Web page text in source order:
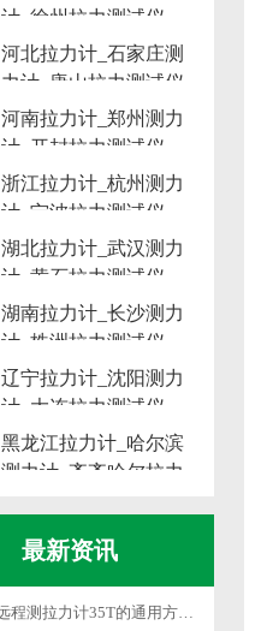
计_徐州拉力测试仪
河北拉力计_石家庄测
力计_唐山拉力测试仪
河南拉力计_郑州测力
计_开封拉力测试仪
浙江拉力计_杭州测力
计_宁波拉力测试仪
湖北拉力计_武汉测力
计_黄石拉力测试仪
湖南拉力计_长沙测力
计_株洲拉力测试仪
辽宁拉力计_沈阳测力
计_大连拉力测试仪
黑龙江拉力计_哈尔滨
测力计_齐齐哈尔拉力
最新资讯
无线远程测拉力计35T的通用方法和系统设置